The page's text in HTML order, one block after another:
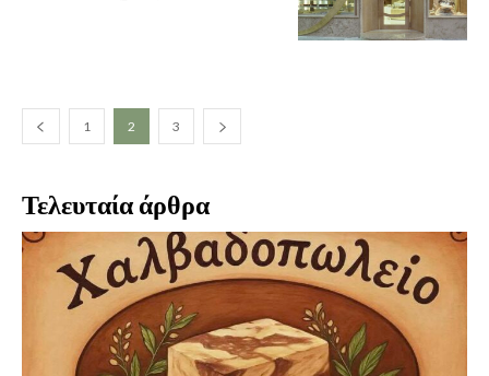
1 2 3
Τελευταία άρθρα